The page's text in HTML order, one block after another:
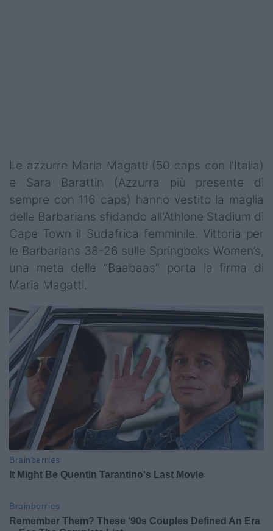
Le azzurre Maria Magatti (50 caps con l'Italia)
e Sara Barattin (Azzurra più presente di
sempre con 116 caps) hanno vestito la maglia
delle Barbarians sfidando all'Athlone Stadium di
Cape Town il Sudafrica femminile. Vittoria per
le Barbarians 38-26 sulle Springboks Women’s,
una meta delle “Baabaas” porta la firma di
Maria Magatti.